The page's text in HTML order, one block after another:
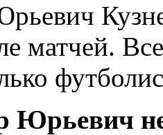
матчей.
Юрьевич